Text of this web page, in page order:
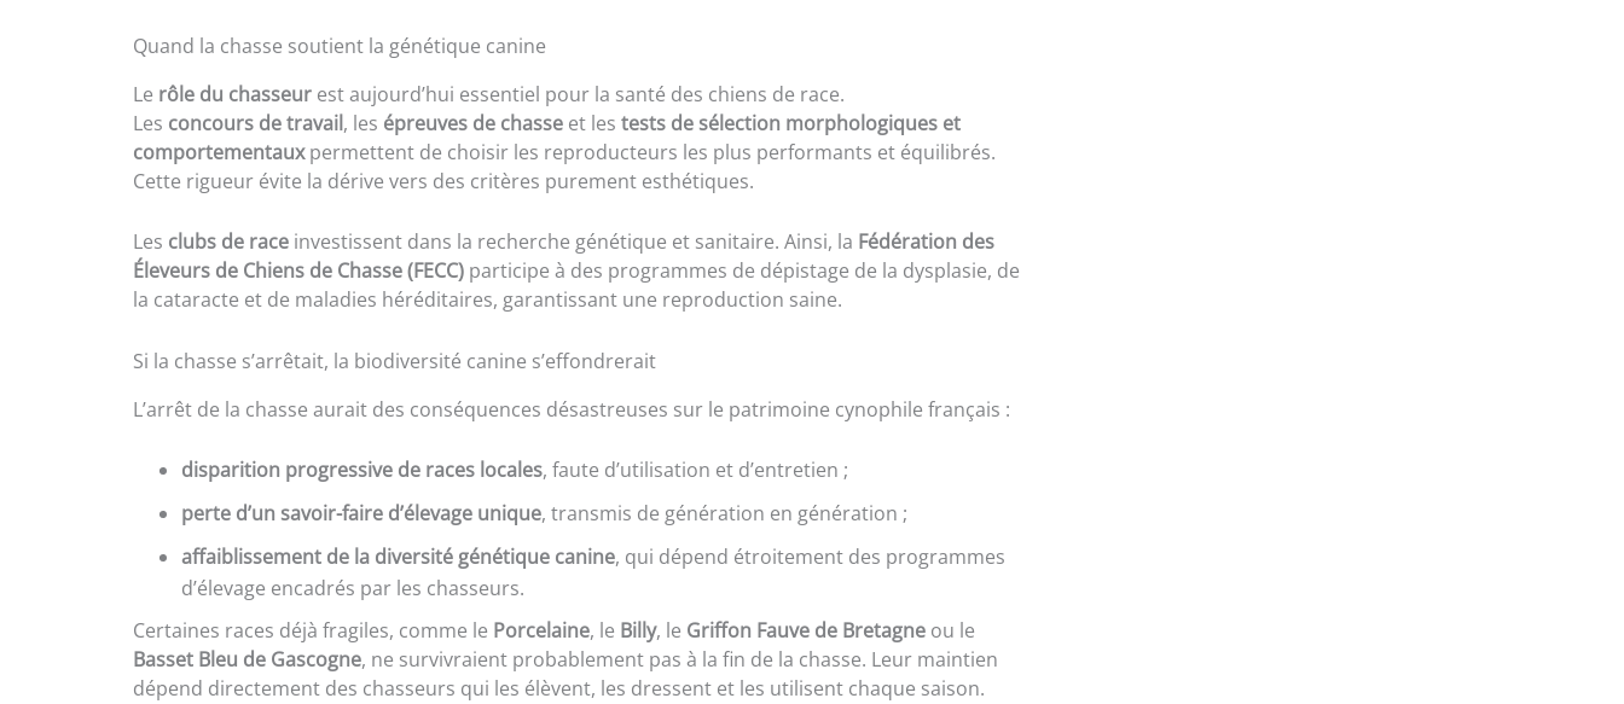
Quand la chasse soutient la génétique canine
Le rôle du chasseur est aujourd’hui essentiel pour la santé des chiens de race.
Les concours de travail, les épreuves de chasse et les tests de sélection morphologiques et
comportementauxpermettent de choisir les reproducteurs les plus performants et équilibrés.
Cette rigueur évite la dérive vers des critères purement esthétiques.
Les clubs de race investissent dans la recherche génétique et sanitaire. Ainsi, la Fédération des
Éleveurs de Chiens de Chasse (FECC) participe à des programmes de dépistage de la dysplasie, de
la cataracte et de maladies héréditaires, garantissant une reproduction saine.
Si la chasse s’arrêtait, la biodiversité canine s’effondrerait
L’arrêt de la chasse aurait des conséquences désastreuses sur le patrimoine cynophile français :
disparition progressive de races locales, faute d’utilisation et d’entretien ;
perte d’un savoir-faire d’élevage unique, transmis de génération en génération ;
affaiblissement de la diversité génétique canine, qui dépend étroitement des programmes
d’élevage encadrés par les chasseurs.
Certaines races déjà fragiles, comme le Porcelaine, le Billy, le Griffon Fauve de Bretagne ou le
Basset Bleu de Gascogne, ne survivraient probablement pas à la fin de la chasse. Leur maintien
dépend directement des chasseurs qui les élèvent, les dressent et les utilisent chaque saison.